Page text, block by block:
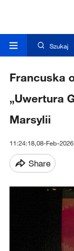
Szukaj
Francuska
„Uwertura
Marsylii
11:24:18,08-Feb-2026
Share